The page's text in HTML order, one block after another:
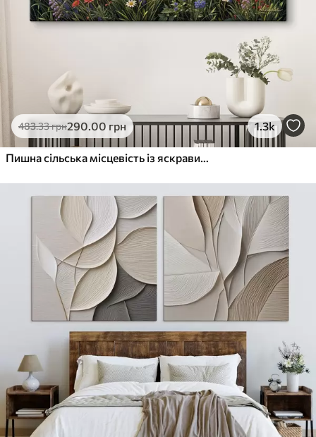
483.33грн290.00 грн 1.3k
Пишна сільська місцевість із яскравим лугом диких квітів, наповненим різнокольоровими квітами під хмарним небом